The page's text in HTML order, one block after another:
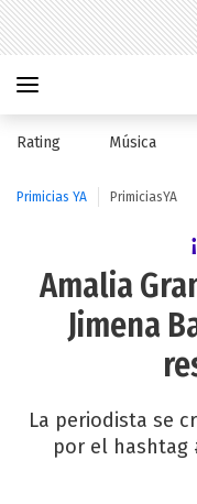
Rating Música
Primicias YA PrimiciasYA
Amalia
Jimena
La periodista se
por el hashtag